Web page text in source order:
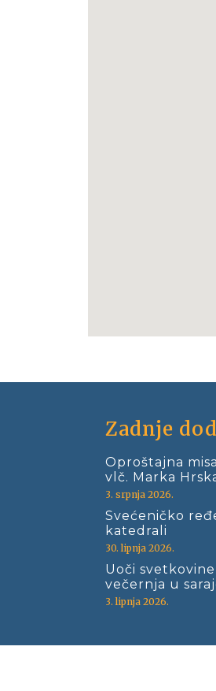
Zadnje
Oproštajna
vlč. Marka
3. srpnja 2026.
Svećeničko
katedrali
30. lipnja 2026.
Uoči
večernja u
3. lipnja 2026.